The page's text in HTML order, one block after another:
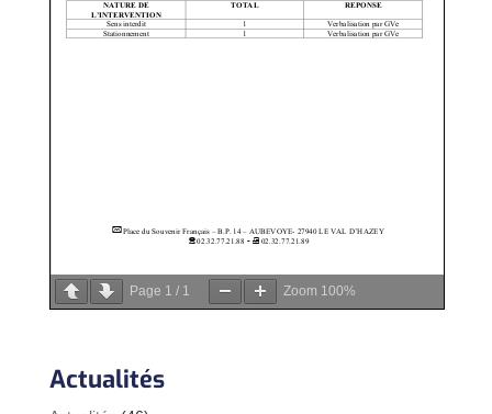
Page 1 / 1 Zoom 100%
Actualités